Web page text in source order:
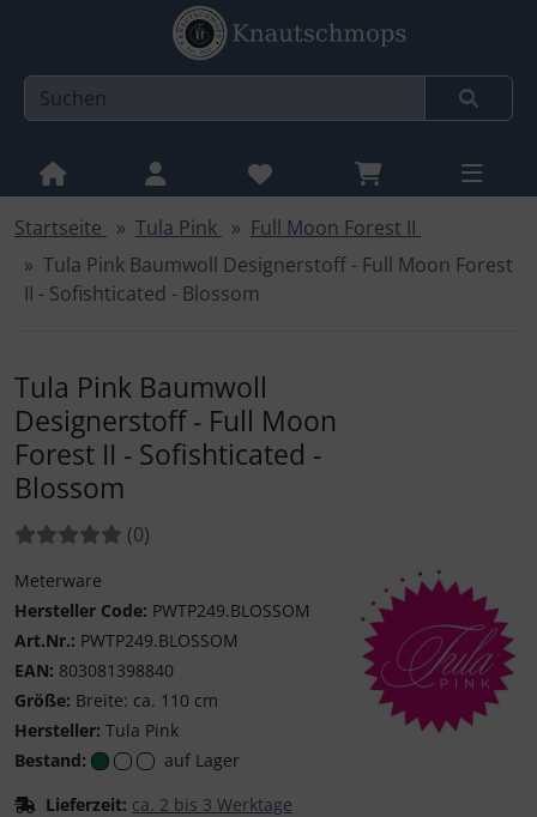
Sprungnavigation
Springe zur Navigation
Springe zum Inhalt
Springe zum Button für Einstellungen
Springe zu den allgemeinen Informationen
Startseite Tula Pink
Full Moon Forest II
Tula Pink Baumwoll Designerstoff - Full Moon Forest
II - Sofishticated - Blossom
Tula Pink Baumwoll
Designerstoff - Full Moon
Forest II - Sofishticated -
Blossom
Bewertungen:
(0Bewertungen
)
Meterware
Hersteller Code: PWTP249.BLOSSOM
Art.Nr.: PWTP249.BLOSSOM
EAN: 803081398840
Größe: Breite: ca. 110 cm
Hersteller: Tula Pink
Bestand:
auf Lager
Lieferzeit: ca. 2 bis 3 Werktage